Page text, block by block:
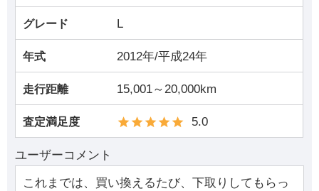
グレード L
年式 2012年/平成24年
走行距離 15,001～20,000km
査定満足度 5.0
ユーザーコメント
これまでは、買い換えるたび、下取りしてもらっ